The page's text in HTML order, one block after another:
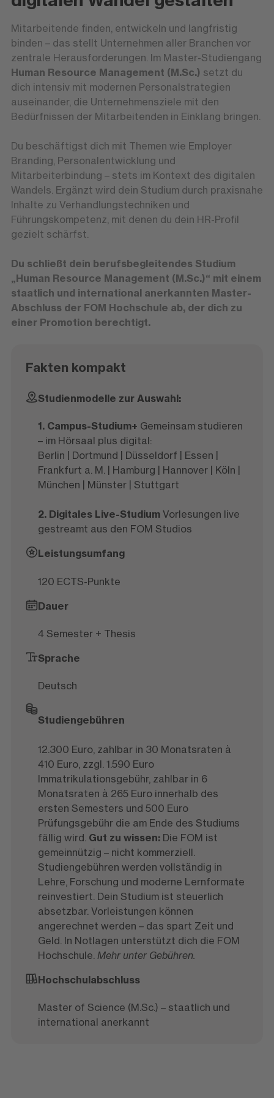
Mitarbeitende finden, entwickeln und langfristig
binden – das stellt Unternehmen aller Branchen vor
zentrale Herausforderungen. Im Master-Studiengang
Human Resource Management (M.Sc.) setzt du
dich intensiv mit modernen Personalstrategien
auseinander, die Unternehmensziele mit den
Bedürfnissen der Mitarbeitenden in Einklang bringen.
Du beschäftigst dich mit Themen wie Employer
Branding, Personalentwicklung und
Mitarbeiterbindung – stets im Kontext des digitalen
Wandels. Ergänzt wird dein Studium durch praxisnahe
Inhalte zu Verhandlungstechniken und
Führungskompetenz, mit denen du dein HR-Profil
gezielt schärfst.
Du schließt dein berufsbegleitendes Studium
„Human Resource Management (M.Sc.)“ mit einem
staatlich und international anerkannten Master-
Abschluss der FOM Hochschule ab, der dich zu
einer Promotion berechtigt.
Fakten kompakt
Studienmodelle zur Auswahl:
1. Campus-Studium+ Gemeinsam studieren
– im Hörsaal plus digital:
Berlin | Dortmund | Düsseldorf | Essen |
Frankfurt a. M. | Hamburg | Hannover | Köln |
München | Münster | Stuttgart
2. Digitales Live-StudiumVorlesungen live
gestreamt aus den FOM Studios
Leistungsumfang
120 ECTS-Punkte
Dauer
4 Semester + Thesis
Sprache
Deutsch
Studiengebühren
12.300 Euro, zahlbar in 30 Monatsraten à
410 Euro, zzgl. 1.590 Euro
Immatrikulationsgebühr, zahlbar in 6
Monatsraten à 265 Euro innerhalb des
ersten Semesters und 500 Euro
Prüfungsgebühr die am Ende des Studiums
fällig wird. Gut zu wissen: Die FOM ist
gemeinnützig – nicht kommerziell.
Studiengebühren werden vollständig in
Lehre, Forschung und moderne Lernformate
reinvestiert. Dein Studium ist steuerlich
absetzbar. Vorleistungen können
angerechnet werden – das spart Zeit und
Geld. In Notlagen unterstützt dich die FOM
Hochschule. Mehr unter Gebühren.
Hochschulabschluss
Master of Science (M.Sc.) – staatlich und
international anerkannt